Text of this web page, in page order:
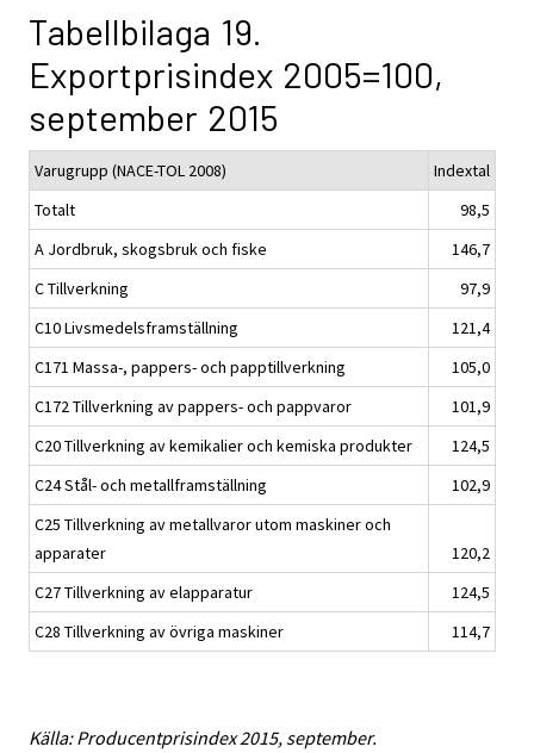
Tabellbilaga 19.
Exportprisindex 2005=100,
september 2015
Varugrupp (NACE-TOL 2008)
Indextal
Totalt
98,5
A Jordbruk, skogsbruk och fiske
146,7
C Tillverkning
97,9
C10 Livsmedelsframställning
121,4
C171 Massa-, pappers- och papptillverkning
105,0
C172 Tillverkning av pappers- och pappvaror
101,9
C20 Tillverkning av kemikalier och kemiska produkter
124,5
C24 Stål- och metallframställning
102,9
C25 Tillverkning av metallvaror utom maskiner och
apparater
120,2
C27 Tillverkning av elapparatur
124,5
C28 Tillverkning av övriga maskiner
114,7
Källa: Producentprisindex 2015, september.